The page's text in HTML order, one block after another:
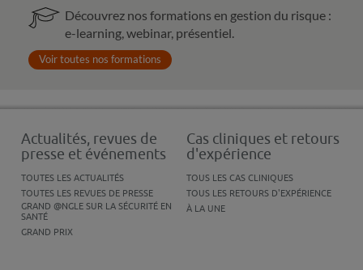
Découvrez nos formations en gestion du risque :
e-learning, webinar, présentiel.
Voir toutes nos formations
Actualités, revues de
presse et événements
TOUTES LES ACTUALITÉS
TOUTES LES REVUES DE PRESSE
GRAND @NGLE SUR LA SÉCURITÉ EN
SANTÉ
GRAND PRIX
Cas cliniques et retours
d'expérience
TOUS LES CAS CLINIQUES
TOUS LES RETOURS D'EXPÉRIENCE
À LA UNE